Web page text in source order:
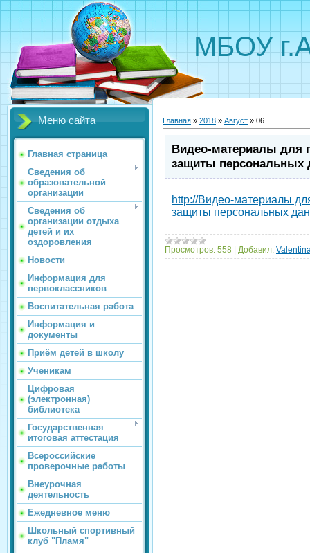
МБОУ
Меню сайта
Главная страница
Сведения об
образовательной
организации
Сведения об
организации отдыха
детей и их
оздоровления
Новости
Информация для
первоклассников
Воспитательная работа
Информация и
документы
Приём детей в школу
Ученикам
Цифровая
(электронная)
библиотека
Государственная
итоговая аттестация
Всероссийские
проверочные работы
Внеурочная
деятельность
Ежедневное меню
Школьный спортивный
клуб "Пламя"
Главная » 2018 » Август » 06
Видео-материалы для
защиты персональных
http://Видео-материалы
защиты персональных
Просмотров: 558 Добавил: